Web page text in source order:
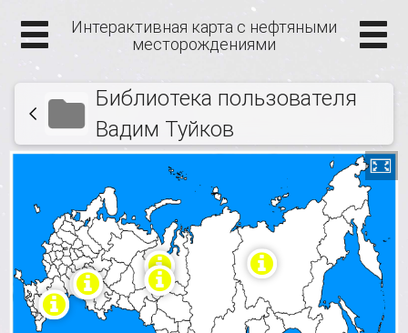
Интерактивная карта с нефтяными
месторождениями
Библиотека пользователя
Вадим Туйков